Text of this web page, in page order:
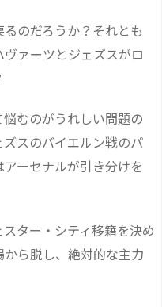
のだろうか？それとも
ァーツとジェズスがロ
むのがうれしい問題の
スのバイエルン戦のパ
ーセナルが引き分けを
ター・シティ移籍を決め
ら脱し、絶対的な主力